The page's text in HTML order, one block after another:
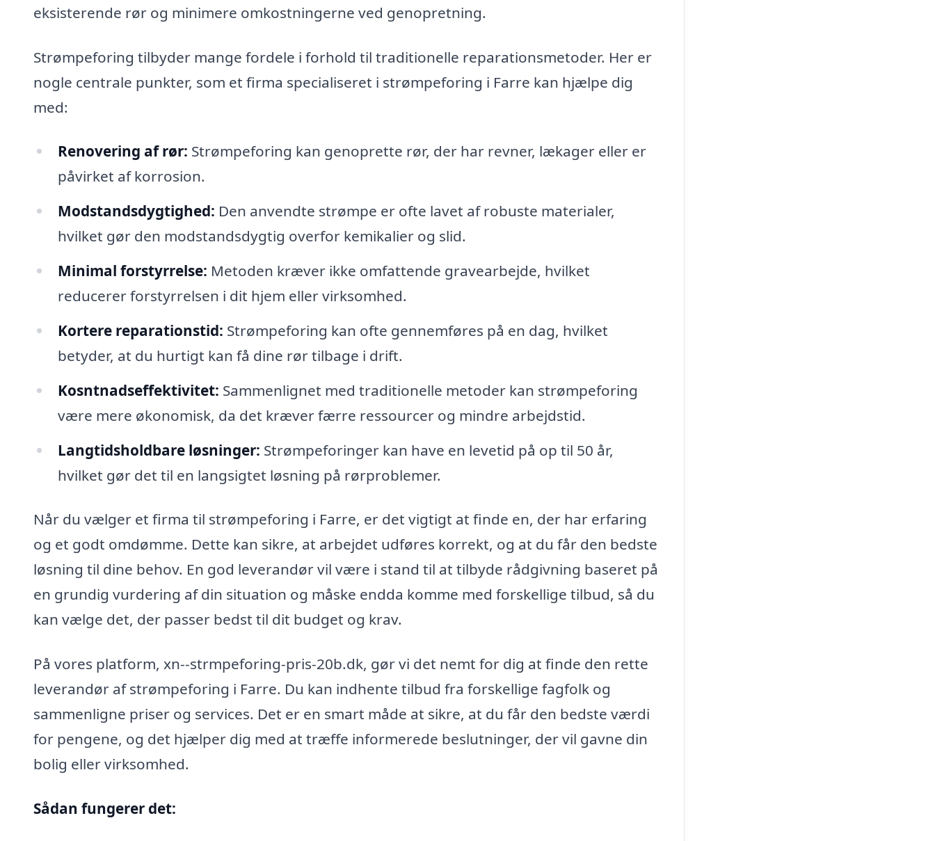
eksisterende rør og minimere omkostningerne ved genopretning.
Strømpeforing tilbyder mange fordele i forhold til traditionelle reparationsmetoder. Her er
nogle centrale punkter, som et firma specialiseret i strømpeforing i Farre kan hjælpe dig
med:
Renovering af rør: Strømpeforing kan genoprette rør, der har revner, lækager eller er
påvirket af korrosion.
Modstandsdygtighed: Den anvendte strømpe er ofte lavet af robuste materialer,
hvilket gør den modstandsdygtig overfor kemikalier og slid.
Minimal forstyrrelse: Metoden kræver ikke omfattende gravearbejde, hvilket
reducerer forstyrrelsen i dit hjem eller virksomhed.
Kortere reparationstid: Strømpeforing kan ofte gennemføres på en dag, hvilket
betyder, at du hurtigt kan få dine rør tilbage i drift.
Kosntnadseffektivitet: Sammenlignet med traditionelle metoder kan strømpeforing
være mere økonomisk, da det kræver færre ressourcer og mindre arbejdstid.
Langtidsholdbare løsninger: Strømpeforinger kan have en levetid på op til 50 år,
hvilket gør det til en langsigtet løsning på rørproblemer.
Når du vælger et firma til strømpeforing i Farre, er det vigtigt at finde en, der har erfaring
og et godt omdømme. Dette kan sikre, at arbejdet udføres korrekt, og at du får den bedste
løsning til dine behov. En god leverandør vil være i stand til at tilbyde rådgivning baseret på
en grundig vurdering af din situation og måske endda komme med forskellige tilbud, så du
kan vælge det, der passer bedst til dit budget og krav.
På vores platform, xn--strmpeforing-pris-20b.dk, gør vi det nemt for dig at finde den rette
leverandør af strømpeforing i Farre. Du kan indhente tilbud fra forskellige fagfolk og
sammenligne priser og services. Det er en smart måde at sikre, at du får den bedste værdi
for pengene, og det hjælper dig med at træffe informerede beslutninger, der vil gavne din
bolig eller virksomhed.
Sådan fungerer det: